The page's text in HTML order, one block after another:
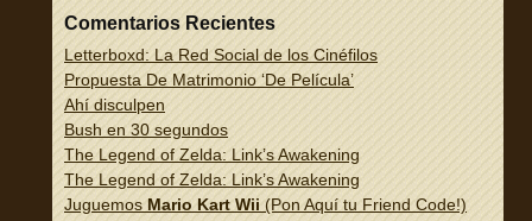
Comentarios Recientes
Letterboxd: La Red Social de los Cinéfilos
Propuesta De Matrimonio ‘De Película’
Ahí disculpen
Bush en 30 segundos
The Legend of Zelda: Link’s Awakening
The Legend of Zelda: Link’s Awakening
Juguemos Mario Kart Wii (Pon Aquí tu Friend Code!)